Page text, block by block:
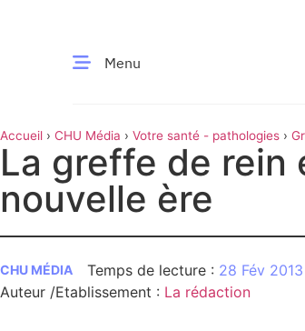
Menu
MOMENT
Innovation
Accueil › CHU Média › Votre santé - pathologies ›
greffe de rein entre dans une nouvelle ère
La greffe de rein
nouvelle ère
CHU MÉDIA 28 Fév 2013
Auteur /Etablissement : La rédaction